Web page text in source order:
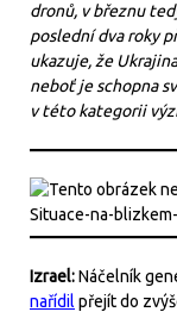
dronů, v březnu
poslední dva roky
ukazuje, že
neboť je schopna
v této kategorii
Izrael:Náčelník
nařídil přejít do